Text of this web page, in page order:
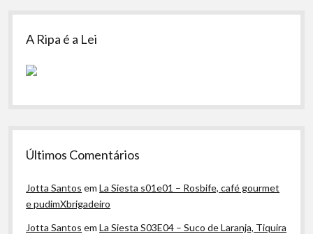
A Ripa é a Lei
Últimos Comentários
Jotta Santos emLa Siesta s01e01 – Rosbife, café gourmet
e pudimXbrigadeiro
Jotta Santos emLa Siesta S03E04 – Suco de Laranja, Tiquira